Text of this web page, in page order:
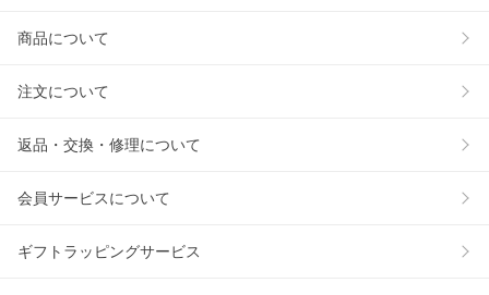
商品について
注文について
返品・交換・修理について
会員サービスについて
ギフトラッピングサービス